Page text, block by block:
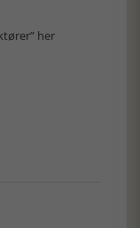
her